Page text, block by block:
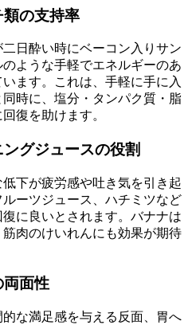
の支持率
日酔い時にベーコン入りサン
ような手軽でエネルギーのあ
ます。これは、手軽に手に入
時に、塩分・タンパク質・脂
復を助けます。
グジュースの役割
下が疲労感や吐き気を引き起
ーツジュース、ハチミツなど
に良いとされます。バナナは
肉のけいれんにも効果が期待
両面性
な満足感を与える反面、胃へ